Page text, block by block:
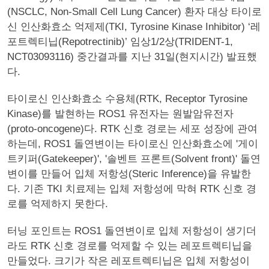
(NSCLC, Non-Small Cell Lung Cancer) 환자 대상 타이로
신 인산화효소 억제제(TKI, Tyrosine Kinase Inhibitor) ‘레
포트렉티닙(Repotrectinib)’ 임상1/2상(TRIDENT-1,
NCT03093116) 중간결과를 지난 31일(현지시간) 발표했
다.
타이로신 인산화효소 수용체(RTK, Receptor Tyrosine
Kinase)를 발현하는 ROS1 유전자는 원발암유전자
(proto-oncogene)다. RTK 신호 경로는 세포 성장에 관여
하는데, ROS1 돌연변이는 타이로신 인산화효소에 '게이
트키퍼(Gatekeeper)', '솔벤트 프론트(Solvent front)' 돌연
변이를 만들어 입체 저항성(Steric Inference)을 유발한
다. 기존 TKI 치료제는 입체 저항성에 막혀 RTK 신호 경
로를 억제하지 못한다.
터닝 포인트는 ROS1 돌연변이로 입체 저항성이 생기더
라도 RTK 신호 경로를 억제할 수 있는 레포트렉티닙을
만들었다. 크기가 작은 레포트렉티닙은 입체 저항성이